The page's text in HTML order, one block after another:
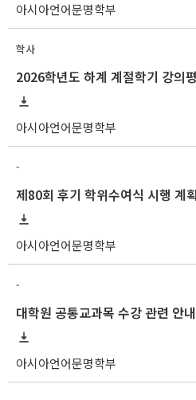
아시아언어문명학부
학사
2026학년도 하계 계절학기 강의
아시아언어문명학부
-
제80회 후기 학위수여식 시행 계획
아시아언어문명학부
-
대학원 공통교과목 수강 관련 안내
아시아언어문명학부